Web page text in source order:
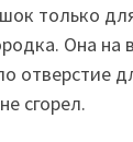
только
Она на
отверстие
сгорел.